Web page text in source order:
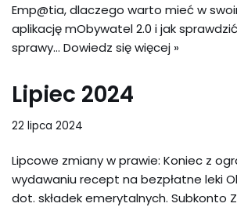
Emp@tia, dlaczego warto mieć w
aplikację mObywatel 2.0 i jak
sprawy… Dowiedz się więcej »
Lipiec 2024
22 lipca 2024
Lipcowe zmiany w prawie: Koniec z
wydawaniu recept na bezpłatne leki
dot. składek emerytalnych. Subkonto